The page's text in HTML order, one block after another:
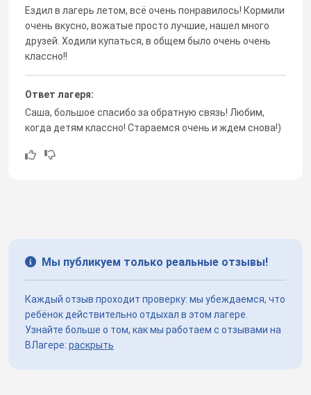
Ездил в лагерь летом, всё очень понравилось! Кормили
очень вкусно, вожатые просто лучшие, нашел много
друзей. Ходили купаться, в общем было очень очень
классно!!
Ответ лагеря:
Саша, большое спасибо за обратную связь! Любим,
когда детям классно! Стараемся очень и ждем снова!)
Мы публикуем только реальные отзывы!
Каждый отзыв проходит проверку: мы убеждаемся, что
ребёнок действительно отдыхал в этом лагере.
Узнайте больше о том, как мы работаем с отзывами на
ВЛагере: раскрыть